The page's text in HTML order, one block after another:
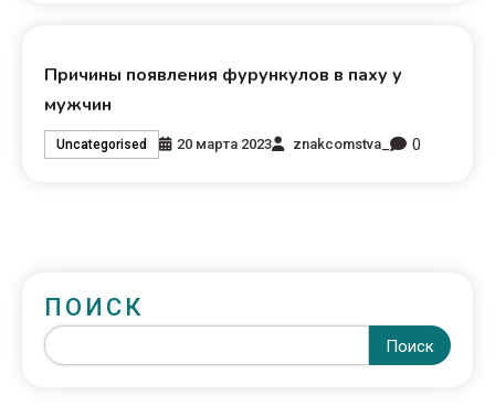
Причины появления фурункулов в паху у
мужчин
Uncategorised 20 марта 2023 znakcomstva_ 0
ПОИСК
Поиск